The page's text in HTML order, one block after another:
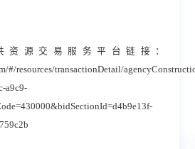
资源交易服务平台链接：
#/resources/transactionDetail/
a9c9-